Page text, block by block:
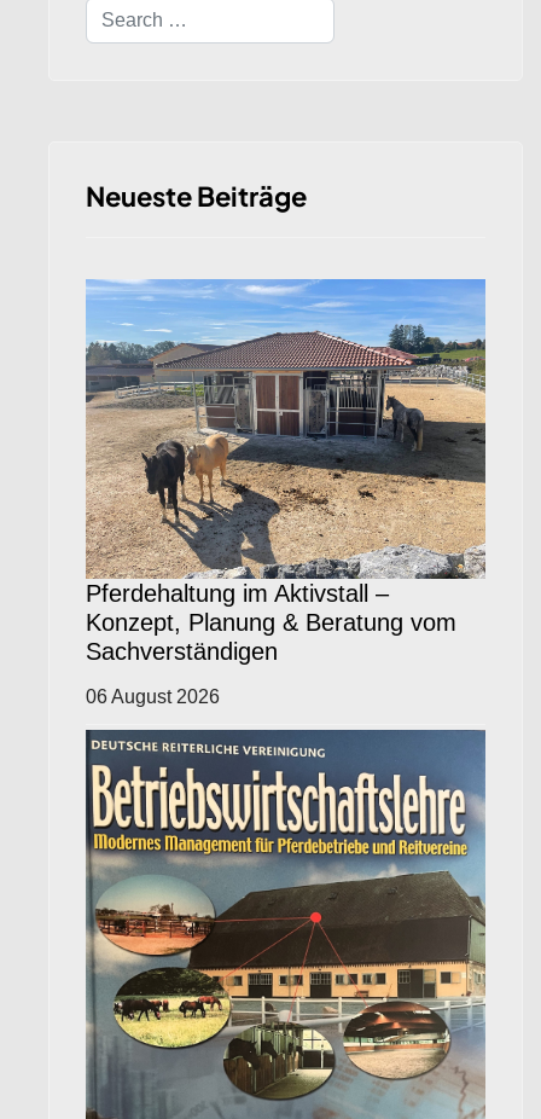
Search
Neueste Beiträge
Pferdehaltung im Aktivstall –
Konzept, Planung & Beratung vom
Sachverständigen
06 August 2026